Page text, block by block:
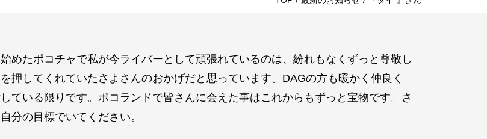
めたポコチャで私が今ライバーとして頑張れているのは、紛れもなくずっと尊敬し
押してくれていたさよさんのおかげだと思っています。DAGの方も暖かく仲良く
ている限りです。ポコランドで皆さんに会えた事はこれからもずっと宝物です。さ
分の目標でいてください。